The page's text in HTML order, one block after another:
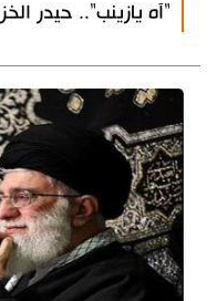
"آه يازينب".. حيدر